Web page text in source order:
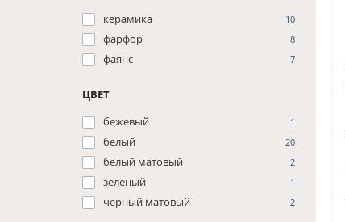
керамика
10
фарфор 8
фаянс 7
ЦВЕТ
бежевый
1
белый 20
белый матовый 2
зеленый 1
черный матовый 2